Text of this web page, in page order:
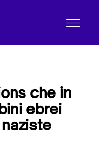
che in
ebrei